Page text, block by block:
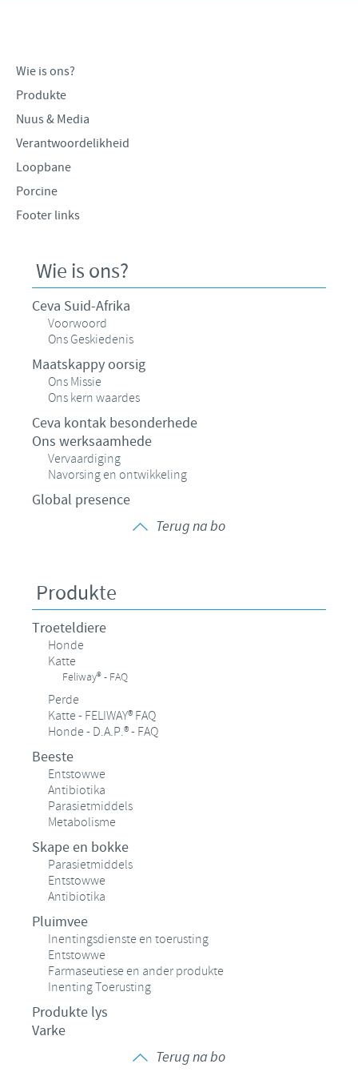
Besigheid en wetenskaplike venootskappe
Ons werwings proses
Wie is ons?
Produkte
Nuus & Media
Verantwoordelikheid
Loopbane
Porcine
Footer links
Wie is ons?
Ceva Suid-Afrika
Voorwoord
Ons Geskiedenis
Maatskappy oorsig
Ons Missie
Ons kern waardes
Ceva kontak besonderhede
Ons werksaamhede
Vervaardiging
Navorsing en ontwikkeling
Global presence
Terug na bo
Produkte
Troeteldiere
Honde
Katte
Feliway® - FAQ
Perde
Katte - FELIWAY® FAQ
Honde - D.A.P.® - FAQ
Beeste
Entstowwe
Antibiotika
Parasietmiddels
Metabolisme
Skape en bokke
Parasietmiddels
Entstowwe
Antibiotika
Pluimvee
Inentingsdienste en toerusting
Entstowwe
Farmaseutiese en ander produkte
Inenting Toerusting
Produkte lys
Varke
Terug na bo